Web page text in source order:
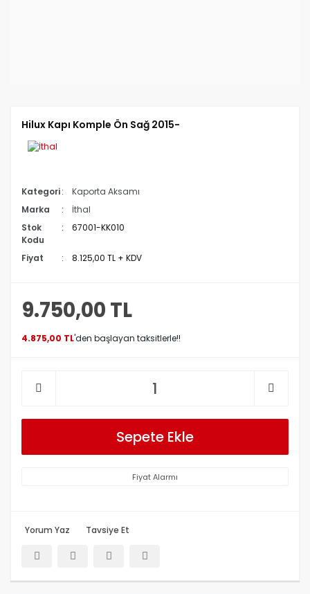
Hilux Kapı Komple Ön Sağ 2015-
Kategori
Kaporta Aksamı
Marka
İthal
Stok
Kodu
67001-KK010
Fiyat 8.125,00 TL + KDV
9.750,00 TL
4.875,00 TL'den başlayan taksitlerle!!
Sepete Ekle
Fiyat Alarmı
Yorum Yaz Tavsiye Et